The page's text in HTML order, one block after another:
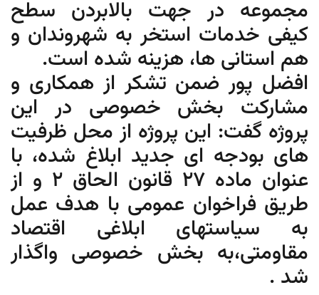
مجموعه در جهت بالابردن سطح
کیفی خدمات استخر به شهروندان و
هم استانی ها، هزینه شده است.
افضل پور ضمن تشکر از همکاری و
مشارکت بخش خصوصی در این
پروژه گفت: این پروژه از محل ظرفیت
های بودجه ای جدید ابلاغ شده، با
عنوان ماده ۲۷ قانون الحاق ۲ و از
طریق فراخوان عمومی با هدف عمل
به سیاستهای ابلاغی اقتصاد
مقاومتی،به بخش خصوصی واگذار
شد .